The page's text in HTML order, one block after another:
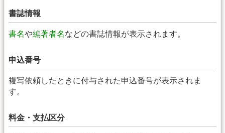
書誌情報
書名や編著者名などの書誌情報が表示されます。
申込番号
複写依頼したときに付与された申込番号が表示されま
す。
料金・支払区分